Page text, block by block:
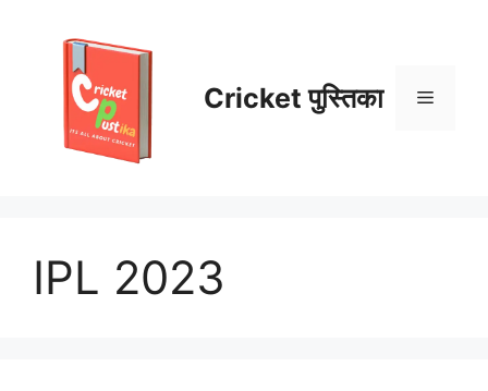
Cricket पुस्तिका Menu
IPL 2023